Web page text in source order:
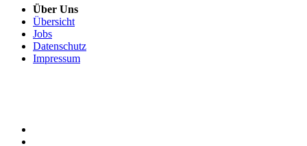
Über Uns
Übersicht
Jobs
Datenschutz
Impressum